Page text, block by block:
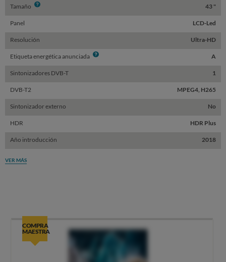
Tamaño Info 43 "
Panel LCD-Led
Resolución Ultra-HD
Etiqueta energética anunciada Info A
Sintonizadores DVB-T 1
DVB-T2 MPEG4, H265
Sintonizador externo No
HDR HDR Plus
Año introducción 2018
VER MÁS
COMPRA
MAESTRA